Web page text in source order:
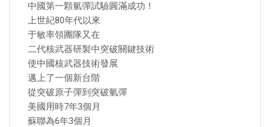
中國第一顆氫彈試驗圓滿成功！
上世紀80年代以來
于敏率領團隊又在
二代核武器研製中突破關鍵技術
使中國核武器技術發展
邁上了一個新台階
從突破原子彈到突破氫彈
美國用時7年3個月
蘇聯為6年3個月